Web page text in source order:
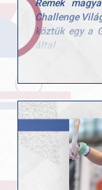
Remek
Challenge
köztük egy a
által.
Boti
harmadik
volt az
Gratulálunk
kiemelkedő
az idei